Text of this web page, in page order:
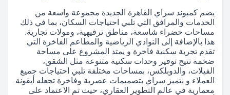
يضم كمبوند سراي القاهرة الجديدة مجموعة واسعة من
الخدمات والمرافق التي تلبي احتياجات السكان، بما في ذلك
مساحات خضراء شاسعة، مناطق ترفيهية، ومولات تجارية.
هذا بالإضافة إلى النوادي الرياضية والمطاعم الفاخرة التي
تقدم تجربة سكنية فاخرة و يمتد المشروع على مساحة
ضخمة تتيح توفير وحدات سكنية متنوعة مثل الشقق،
الفيلات، والدوبلكس، بمساحات مختلفة تلبي احتياجات جميع
العملاء و يتميز سراي بتصميمات عصرية وفاخرة تجعله أيقونة
معمارية في عالم التطوير العقاري، حيث تم الاعتماد على